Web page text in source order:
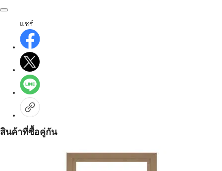
แชร์
สินค้าที่ซื้อคู่กัน